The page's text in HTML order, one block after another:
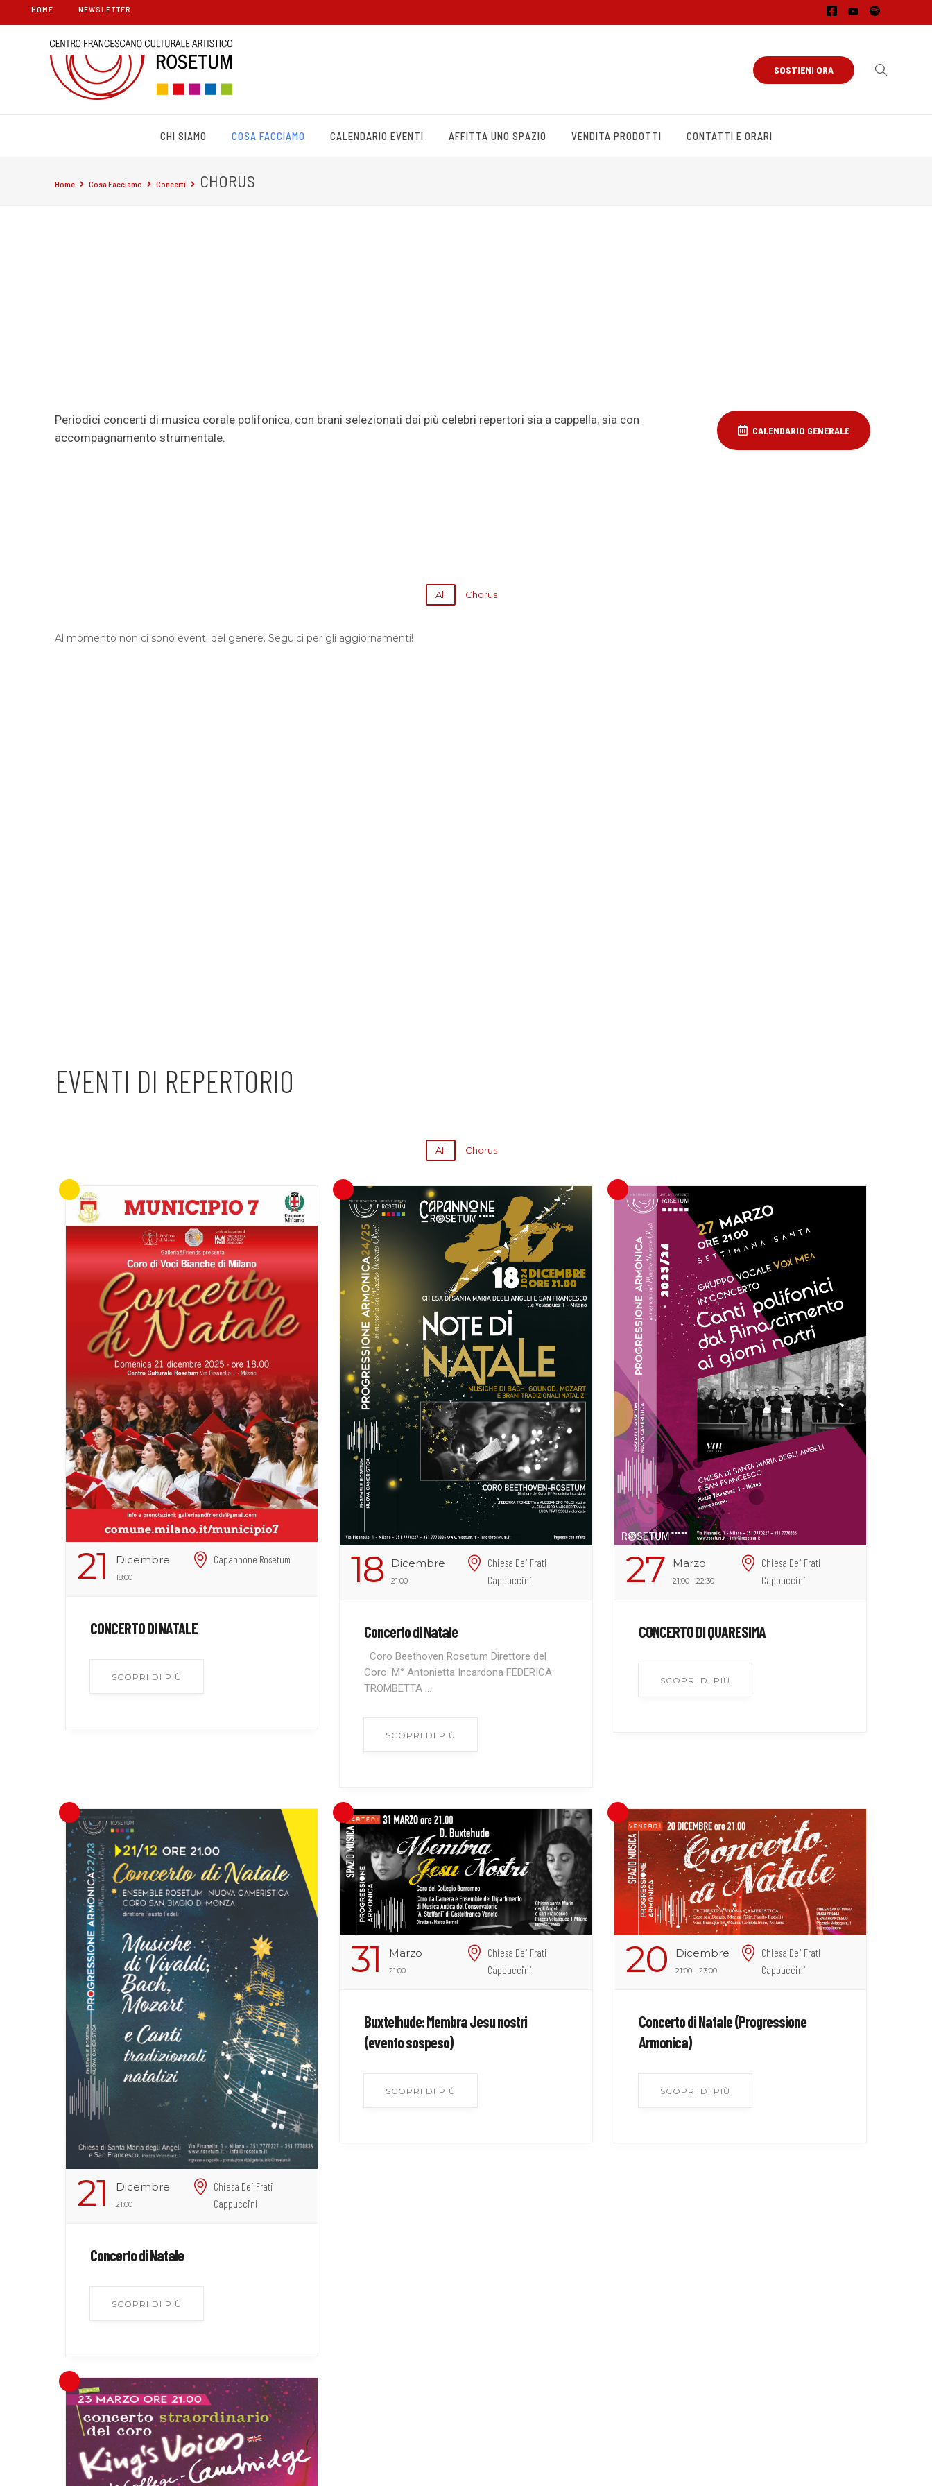
HOME NEWSLETTER
SOSTIENI ORA
CHI SIAMO COSA FACCIAMO CALENDARIO EVENTI AFFITTA UNO SPAZIO VENDITA PRODOTTI CONTATTI E ORARI
Home Cosa Facciamo Concerti CHORUS
Periodici concerti di musica corale polifonica, con brani selezionati dai più celebri repertori sia a cappella, sia con
accompagnamento strumentale.
CALENDARIO GENERALE
All Chorus
Al momento non ci sono eventi del genere. Seguici per gli aggiornamenti!
EVENTI DI REPERTORIO
All Chorus
21 Dicembre
18:00
Capannone Rosetum
CONCERTO DI NATALE
SCOPRI DI PIÙ
18 Dicembre
21:00
Chiesa Dei Frati
Cappuccini
Concerto di Natale
Coro Beethoven Rosetum Direttore del
Coro: M° Antonietta Incardona FEDERICA
TROMBETTA ...
SCOPRI DI PIÙ
27 Marzo
21:00 - 22:30
Chiesa Dei Frati
Cappuccini
CONCERTO DI QUARESIMA
SCOPRI DI PIÙ
21 Dicembre
21:00
Chiesa Dei Frati
Cappuccini
Concerto di Natale
SCOPRI DI PIÙ
31 Marzo
21:00
Chiesa Dei Frati
Cappuccini
Buxtelhude: Membra Jesu nostri
(evento sospeso)
SCOPRI DI PIÙ
20 Dicembre
21:00 - 23:00
Chiesa Dei Frati
Cappuccini
Concerto di Natale (Progressione
Armonica)
SCOPRI DI PIÙ